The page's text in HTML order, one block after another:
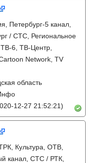
Петербург-5 канал,
/ СТС, Региональное
6, ТВ-Центр,
Network, TV
область
12-27 21:52:21)
Культура, ОТВ,
канал, СТС / РТК,